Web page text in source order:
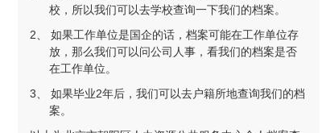
校，所以我们可以去学校查询一下我们的档案。
2、 如果工作单位是国企的话，档案可能在工作单位存
放，那么我们可以问公司人事，看我们的档案是否
在工作单位。
3、 如果毕业2年后，我们可以去户籍所地查询我们的档
案。
程女士 134****3518 【申请成功】
王小姐 181****2354 【申请成功】
陈先生 158****3306
李先生 137****1923